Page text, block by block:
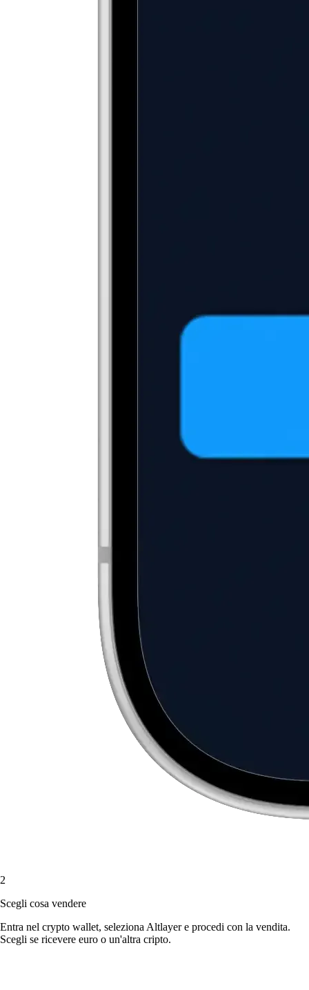
2
Scegli cosa vendere
Entra nel crypto wallet, seleziona Altlayer e procedi con la vendita.
Scegli se ricevere euro o un'altra cripto.